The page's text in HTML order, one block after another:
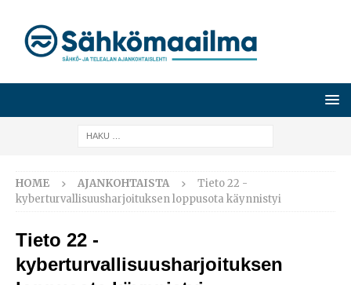
HOME AJANKOHTAISTA
Tieto 22 -
kyberturvallisuusharjoituksen loppusota käynnistyi
Tieto 22 -
kyberturvallisuusharjoituksen